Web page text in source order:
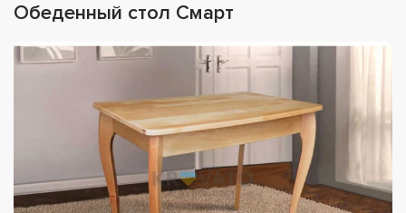
Обеденный стол Смарт